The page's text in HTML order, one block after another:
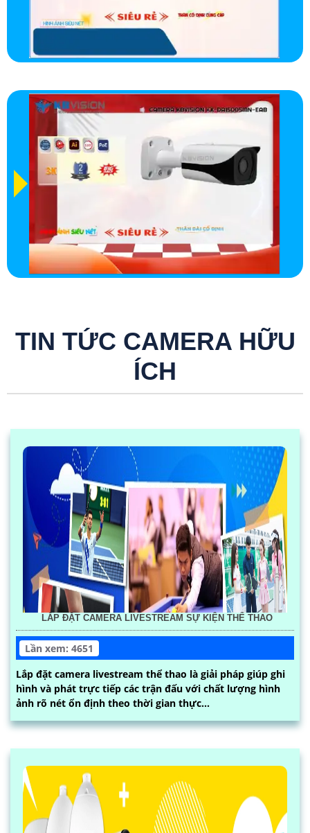
TIN TỨC CAMERA HỮU
ÍCH
LẮP ĐẶT CAMERA LIVESTREAM SỰ KIỆN THỂ THAO
Lần xem: 4651
Lắp đặt camera livestream thể thao là giải pháp giúp ghi
hình và phát trực tiếp các trận đấu với chất lượng hình
ảnh rõ nét ổn định theo thời gian thực...